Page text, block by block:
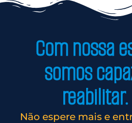
Com nossa
somos
Não espere mais e